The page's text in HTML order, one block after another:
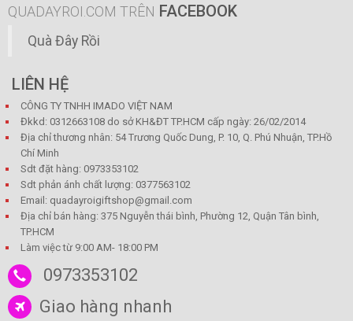
QUADAYROI.COM TRÊN FACEBOOK
Quà Đây Rồi
LIÊN HỆ
CÔNG TY TNHH IMADO VIỆT NAM
Đkkd: 0312663108 do sở KH&ĐT TP.HCM cấp ngày: 26/02/2014
Địa chỉ thương nhân: 54 Trương Quốc Dung, P. 10, Q. Phú Nhuận, TP.Hồ
Chí Minh
Sdt đặt hàng: 0973353102
Sdt phản ánh chất lượng: 0377563102
Email: quadayroigiftshop@gmail.com
Địa chỉ bán hàng: 375 Nguyễn thái bình, Phường 12, Quận Tân bình,
TP.HCM
Làm việc từ 9:00 AM- 18:00 PM
0973353102
Giao hàng nhanh